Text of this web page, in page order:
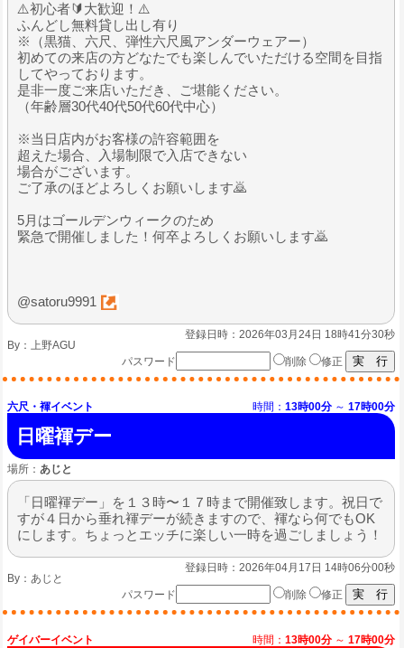
⚠️初心者🔰大歓迎！⚠️
ふんどし無料貸し出し有り
※（黒猫、六尺、弾性六尺風アンダーウェアー）
初めての来店の方どなたでも楽しんでいただける空間を目指
してやっております。
是非一度ご来店いただき、ご堪能ください。
（年齢層30代40代50代60代中心）
※当日店内がお客様の許容範囲を
超えた場合、入場制限で入店できない
場合がございます。
ご了承のほどよろしくお願いします🙇
5月はゴールデンウィークのため
緊急で開催しました！何卒よろしくお願いします🙇
@satoru9991
登録日時：2026年03月24日 18時41分30秒
By： 上野AGU
パスワード
削除 修正
六尺・褌イベント 時間： 13時00分 ～ 17時00分
日曜褌デー
場所： あじと
「日曜褌デー」を１３時〜１７時まで開催致します。祝日で
すが４日から垂れ褌デーが続きますので、褌なら何でもOK
にします。ちょっとエッチに楽しい一時を過ごしましょう！
登録日時：2026年04月17日 14時06分00秒
By： あじと
パスワード
削除 修正
ゲイバーイベント 時間： 13時00分 ～ 17時00分